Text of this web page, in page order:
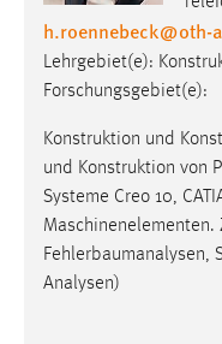
Konstruktion und
und Konstruktion von
Systeme Creo 10,
Fehlerbaumanalysen,
ZUM PROFIL